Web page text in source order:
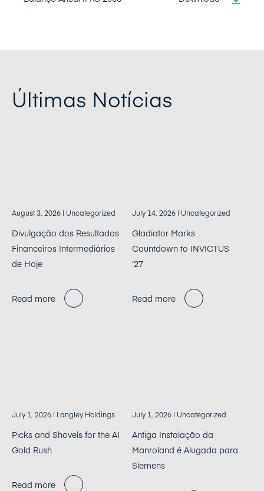
Últimas Notícias
August 3, 2026 | Uncategorized
Divulgação dos Resultados
Financeiros Intermediários
de Hoje
Read more
July 14, 2026 | Uncategorized
Gladiator Marks
Countdown to INVICTUS
’27
Read more
July 1, 2026 | Langley Holdings
Picks and Shovels for the AI
Gold Rush
Read more
July 1, 2026 | Uncategorized
Antiga Instalação da
Manroland é Alugada para
Siemens